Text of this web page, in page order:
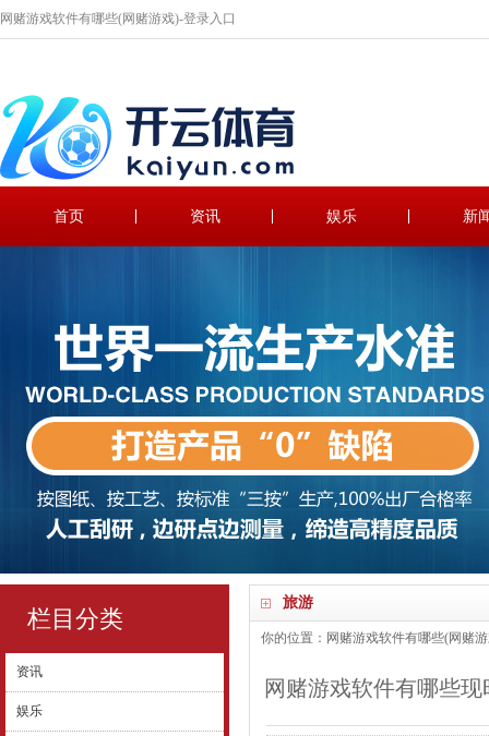
网赌游戏软件有哪些(网赌游戏)-登录入口
首页 资讯 娱乐 新
栏目分类
资讯
娱乐
旅游
你的位置： 网赌游戏软件有哪些(网赌
网赌游戏软件有哪些